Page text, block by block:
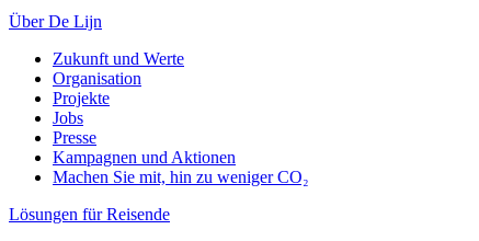
Über De Lijn
Zukunft und Werte
Organisation
Projekte
Jobs
Presse
Kampagnen und Aktionen
Machen Sie mit, hin zu weniger CO₂
Lösungen für Reisende